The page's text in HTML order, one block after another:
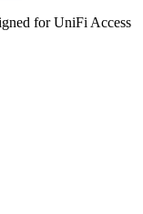
for UniFi Access